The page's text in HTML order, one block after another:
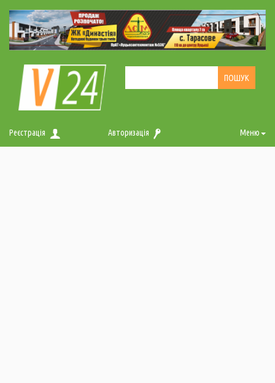
Реєстрація Авторизація Меню